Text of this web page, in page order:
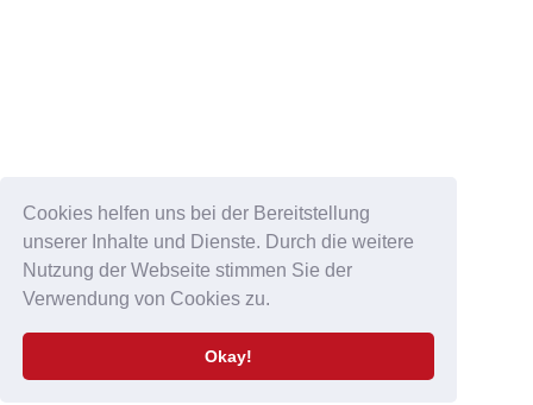
Cookies helfen uns bei der Bereitstellung
unserer Inhalte und Dienste. Durch die weitere
Nutzung der Webseite stimmen Sie der
Verwendung von Cookies zu.
Okay!
DATENSCHUTZ & IMPRESSUM
Impressum